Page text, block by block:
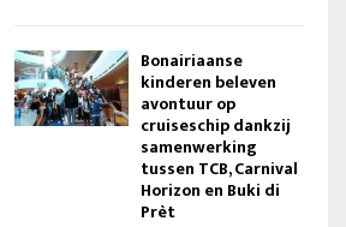
Bonairiaanse
kinderen beleven
avontuur op
cruiseschip dankzij
samenwerking
tussen TCB, Carnival
Horizon en Buki di
Prèt